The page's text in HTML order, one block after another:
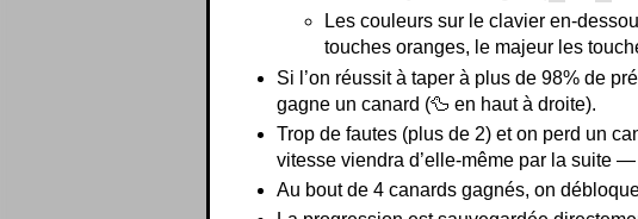
t rte rt e rer re
e ne rente ent ret r
re ren net nen
Les couleurs sur le clavier en-
touches oranges, le majeur les
Si l’on réussit à taper à plus de 98% de
gagne un canard (🦆 en haut à droite).
Trop de fautes (plus de 2) et on perd un
vitesse viendra d’elle-même par la suite
Au bout de 4 canards gagnés, on